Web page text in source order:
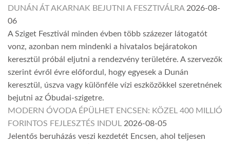
DUNÁN ÁT AKARNAK BEJUTNI A FESZTIVÁLRA 2026-08-
06
A Sziget Fesztivál minden évben több százezer látogatót
vonz, azonban nem mindenki a hivatalos bejáratokon
keresztül próbál eljutni a rendezvény területére. A szervezők
szerint évről évre előfordul, hogy egyesek a Dunán
keresztül, úszva vagy különféle vízi eszközökkel szeretnének
bejutni az Óbudai-szigetre.
MODERN ÓVODA ÉPÜLHET ENCSEN: KÖZEL 400 MILLIÓ
FORINTOS FEJLESZTÉS INDUL 2026-08-05
Jelentős beruházás veszi kezdetét Encsen, ahol teljesen